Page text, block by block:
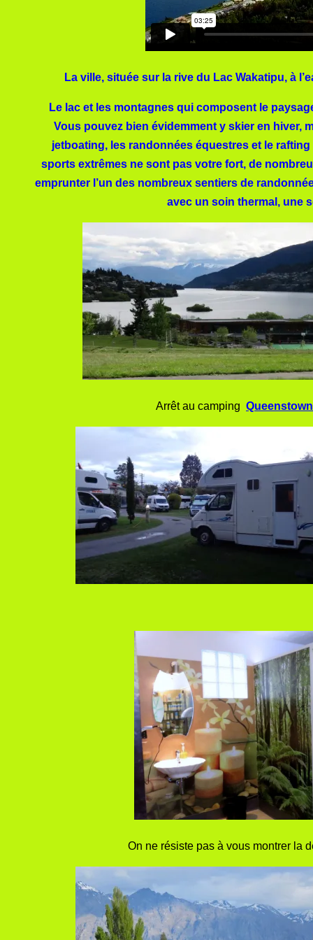
La ville, située sur la rive du Lac Wakatipu, à
Le lac et les montagnes qui composent le
Vous pouvez bien évidemment y skier en hiver,
jetboating, les randonnées équestres et le
sports extrêmes ne sont pas votre fort, de
emprunter l’un des nombreux sentiers de
avec un soin thermal, une
Arrêt au camping
On ne résiste pas à vous montrer la